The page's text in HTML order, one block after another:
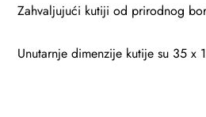
Zahvaljujući kutiji od prirodnog
Unutarnje dimenzije kutije su 35 x